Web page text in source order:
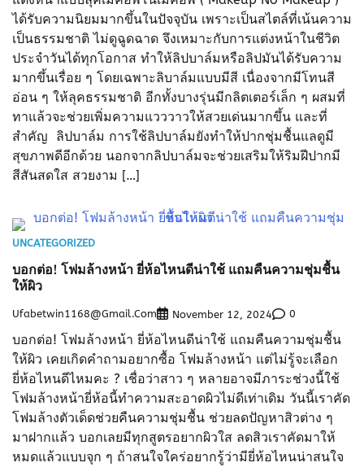
ได้รับความนิยมมากขึ้นในปัจจุบัน เพราะเป็นสไตล์ที่เน้นความ
เป็นธรรมชาติ ไม่ดูฉูดฉาด จึงเหมาะกับการแต่งหน้าในชีวิต
ประจำวันได้ทุกโอกาส ทำให้ลิปบาล์มหรือลิปมันได้รับความ
มากขึ้นเรื่อย ๆ โดยเฉพาะลิบาล์มแบบมีสี เนื่องจากมีโทนสี
อ่อน ๆ ให้ลุคธรรมชาติ อีกทั้งบางรุ่นมีกลิตเตอร์เล็ก ๆ ผสมที่
ทาแล้วจะช่วยเพิ่มความแวววาวให้สวยเด่นมากขึ้น และที่
สำคัญ ลิปบาล์ม การใช้ลิปบาล์มยังทำให้ปากชุ่มชื้นแลดูมี
สุขภาพดีอีกด้วย นอกจากลิปบาล์มจะช่วยเสริมให้ริมฝีปากมี
สีสันสดใส สวยงาม […]
UNCATEGORIZED
บอกต่อ! โฟมล้างหน้า ยี่ห้อไหนดีน่าใช้ แถมคืนความชุ่มชื้น
ให้ผิว
Ufabetwin1168@gmail.com November 12, 2024 0
บอกต่อ! โฟมล้างหน้า ยี่ห้อไหนดีน่าใช้ แถมคืนความชุ่มชื้น
ให้ผิว เคยเกิดคำถามอยากซื้อ โฟมล้างหน้า แต่ไม่รู้จะเลือก
ยี่ห้อไหนดีไหมคะ ? เชื่อว่าสาว ๆ หลายอาจมีภาระช่วงนี้ใช้
โฟมล้างหน้ายี่ห้อนี้ทำความสะอาดผิวไม่ดีเท่าเดิม วันนี้เราคัด
โฟมล้างตัวเด็ดช่วยคืนความชุ่มชื้น ช่วยลดปัญหาสิวต่าง ๆ
มาฝากแล้ว บอกเลยมีทุกสูตรอยากผิวใส ลดสิวเราคัดมาให้
หมดแล้วแบบจุก ๆ ถ้าสนใจใคร่อยากรู้ว่ามียี่ห้อไหนน่าสนใจ